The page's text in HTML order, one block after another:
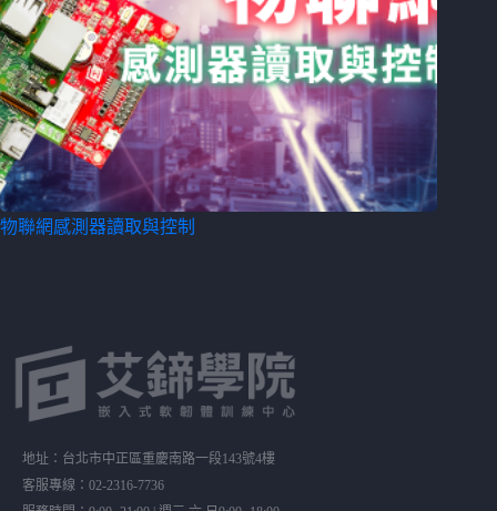
物聯網感測器讀取與控制
地址：台北市中正區重慶南路一段143號4樓
客服專線：02-2316-7736